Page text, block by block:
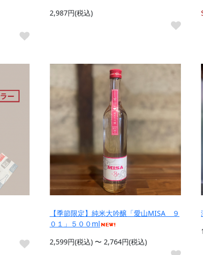
2,987円(税込)
【季節限定】純米大吟醸「愛山MISA ９
０１」５００ml
2,599円(税込) 〜 2,764円(税込)